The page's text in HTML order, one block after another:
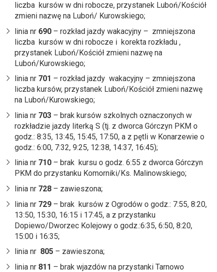
liczba kursów w dni robocze, przystanek Luboń/Kościół
zmieni nazwę na Luboń/ Kurowskiego;
linia nr 690 – rozkład jazdy wakacyjny – zmniejszona
liczba kursów w dni robocze i korekta rozkładu ,
przystanek Luboń/Kościół zmieni nazwę na
Luboń/Kurowskiego;
linia nr 701 – rozkład jazdy wakacyjny – zmniejszona
liczba kursów, przystanek Luboń/Kościół zmieni nazwę
na Luboń/Kurowskiego;
linia nr 703 – brak kursów szkolnych oznaczonych w
rozkładzie jazdy literką S (tj. z dworca Górczyn PKM o
godz.: 8:35, 13:45, 15:45, 17:50, a z pętli w Konarzewie o
godz.: 6:00, 7:32, 9:25, 12:38, 14:37, 16:45);
linia nr 710 – brak kursu o godz. 6:55 z dworca Górczyn
PKM do przystanku Komorniki/Ks. Malinowskiego;
linia nr 728 – zawieszona;
linia nr 729 – brak kursów z Ogrodów o godz.: 7:55, 8:20,
13:50, 15:30, 16:15 i 17:45, a z przystanku
Dopiewo/Dworzec Kolejowy o godz.:6:35, 6:50, 8:20,
15:00 i 16:35;
linia nr 805 – zawieszona;
linia nr 811 – brak wjazdów na przystanki Tarnowo